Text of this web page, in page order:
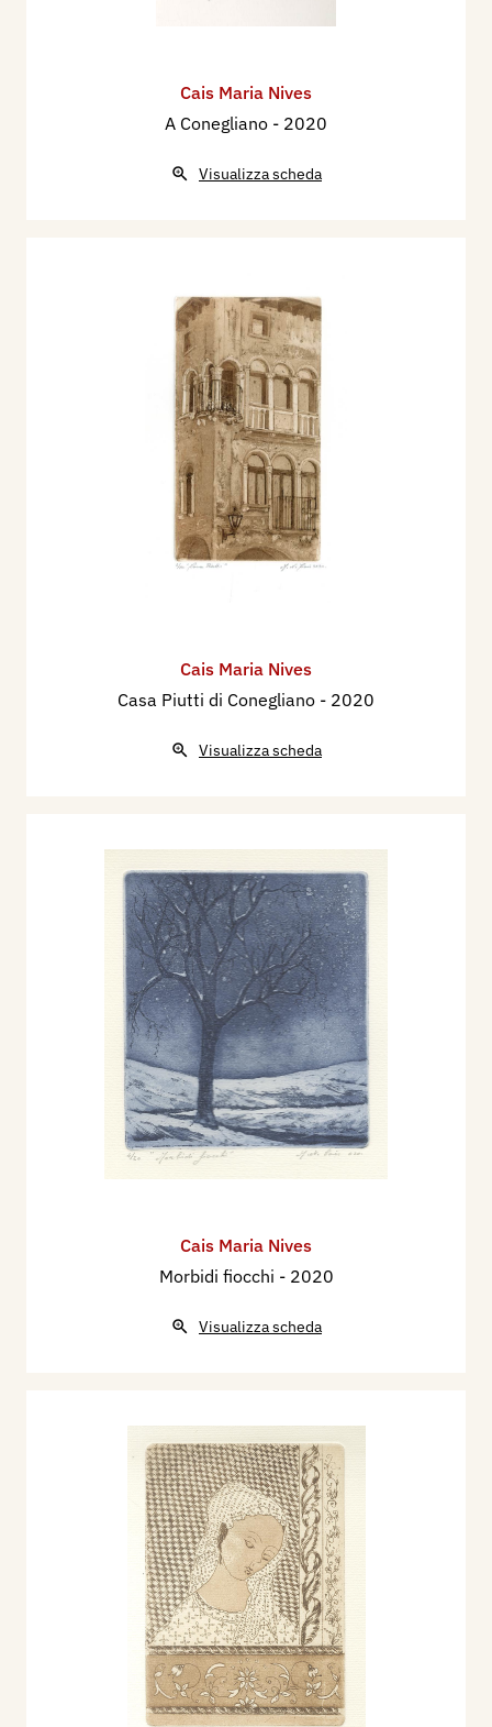
Cais Maria Nives
A Conegliano - 2020
Visualizza scheda
Cais Maria Nives
Casa Piutti di Conegliano - 2020
Visualizza scheda
Cais Maria Nives
Morbidi fiocchi - 2020
Visualizza scheda